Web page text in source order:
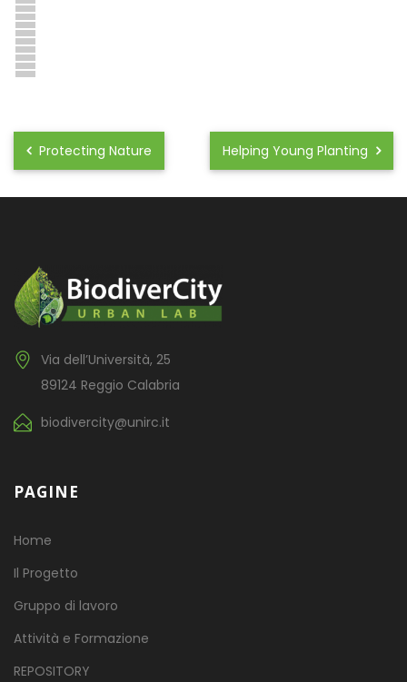
Protecting Nature Helping Young Planting
Via dell’Università, 25
89124 Reggio Calabria
biodivercity@unirc.it
PAGINE
Home
Il Progetto
Gruppo di lavoro
Attività e Formazione
REPOSITORY